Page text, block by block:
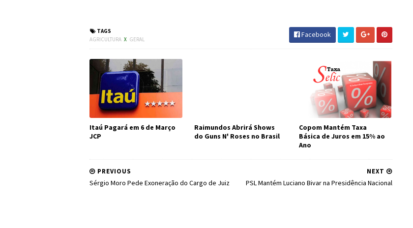
TAGS
AGRICULTURA X GERAL
Facebook
Itaú Pagará em 6 de Março
JCP
Raimundos Abrirá Shows
do Guns N' Roses no Brasil
Copom Mantém Taxa
Básica de Juros em 15% ao
Ano
NEXT
PSL Mantém Luciano Bivar na Presidência Nacional
PREVIOUS
Sérgio Moro Pede Exoneração do Cargo de Juiz